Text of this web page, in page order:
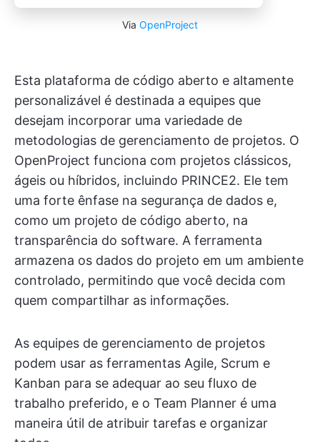
Via OpenProject
Esta plataforma de código aberto e altamente
personalizável é destinada a equipes que
desejam incorporar uma variedade de
metodologias de gerenciamento de projetos. O
OpenProject funciona com projetos clássicos,
ágeis ou híbridos, incluindo PRINCE2. Ele tem
uma forte ênfase na segurança de dados e,
como um projeto de código aberto, na
transparência do software. A ferramenta
armazena os dados do projeto em um ambiente
controlado, permitindo que você decida com
quem compartilhar as informações.
As equipes de gerenciamento de projetos
podem usar as ferramentas Agile, Scrum e
Kanban para se adequar ao seu fluxo de
trabalho preferido, e o Team Planner é uma
maneira útil de atribuir tarefas e organizar